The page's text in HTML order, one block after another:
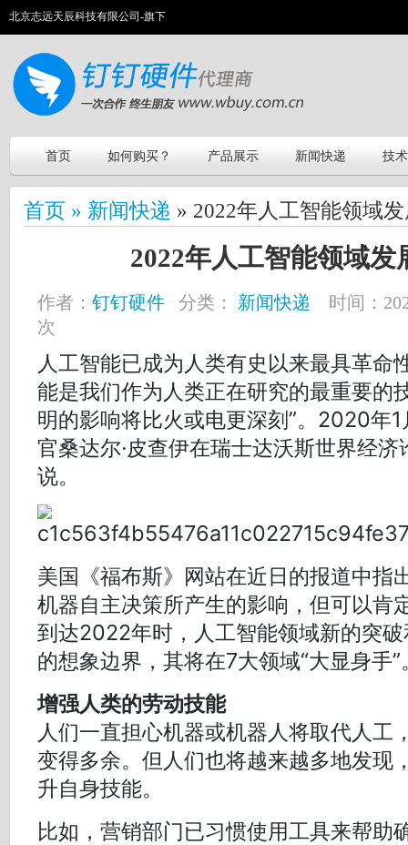
北京志远天辰科技有限公司-旗下
首页 如何购买？ 产品展示 新闻快递 技
首页 » 新闻快递 » 2022年人工智能领域
2022年人工智能领域发
作者： 钉钉硬件 分类： 新闻快递
时间：
次
人工智能已成为人类有史以来最具革命
能是我们作为人类正在研究的最重要的
明的影响将比火或电更深刻”。2020年
官桑达尔·皮查伊在瑞士达沃斯世界经
说。
美国《福布斯》网站在近日的报道中指
机器自主决策所产生的影响，但可以肯
到达2022年时，人工智能领域新的突
的想象边界，其将在7大领域“大显身手”
增强人类的劳动技能
人们一直担心机器或机器人将取代人工
变得多余。但人们也将越来越多地发现
升自身技能。
比如，营销部门已习惯使用工具来帮助